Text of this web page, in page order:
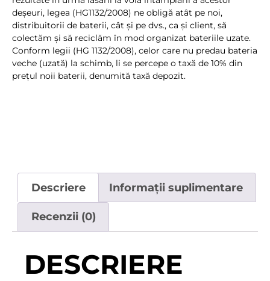
deşeuri, legea (HG1132/2008) ne obligă atât pe noi,
distribuitorii de baterii, cât şi pe dvs., ca şi client, să
colectăm şi să reciclăm în mod organizat bateriile uzate.
Conform legii (HG 1132/2008), celor care nu predau bateria
veche (uzată) la schimb, li se percepe o taxă de 10% din
preţul noii baterii, denumită taxă depozit.
Descriere Informații suplimentare
Recenzii (0)
DESCRIERE